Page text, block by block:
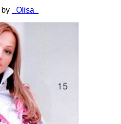
by _Olisa_